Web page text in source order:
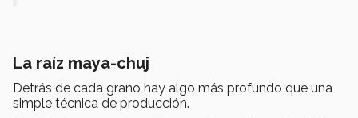
La raíz maya-chuj
Detrás de cada grano hay algo más profundo que una
simple técnica de producción.